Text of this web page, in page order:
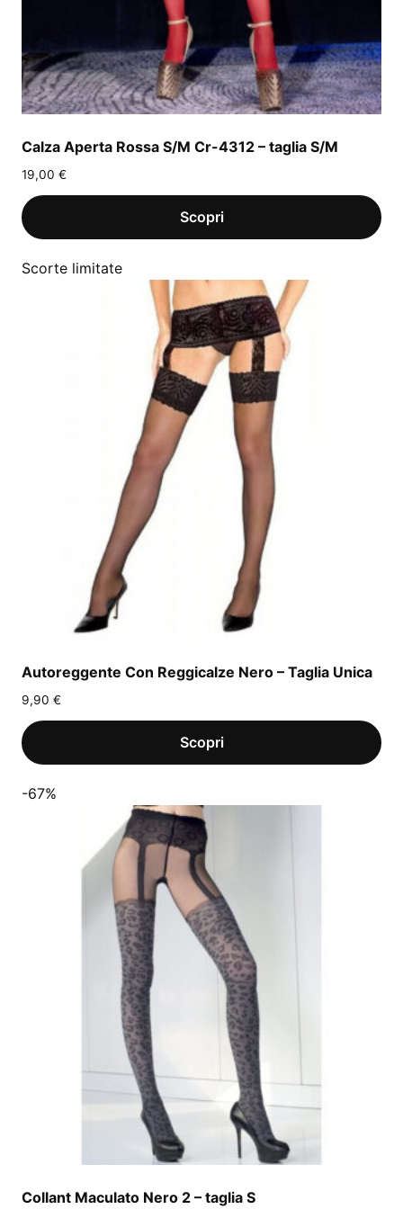
Calza Aperta Rossa S/M Cr-4312 – taglia S/M
19,00 €
Scorte limitate
Autoreggente Con Reggicalze Nero – Taglia Unica
9,90 €
-67%
Collant Maculato Nero 2 – taglia S